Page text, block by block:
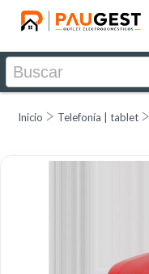
Inicio Telefonía | tablet